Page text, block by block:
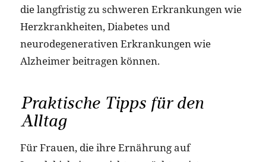
die langfristig zu schweren Erkrankungen wie
Herzkrankheiten, Diabetes und
neurodegenerativen Erkrankungen wie
Alzheimer beitragen können.
Praktische Tipps für den
Alltag
Für Frauen, die ihre Ernährung auf